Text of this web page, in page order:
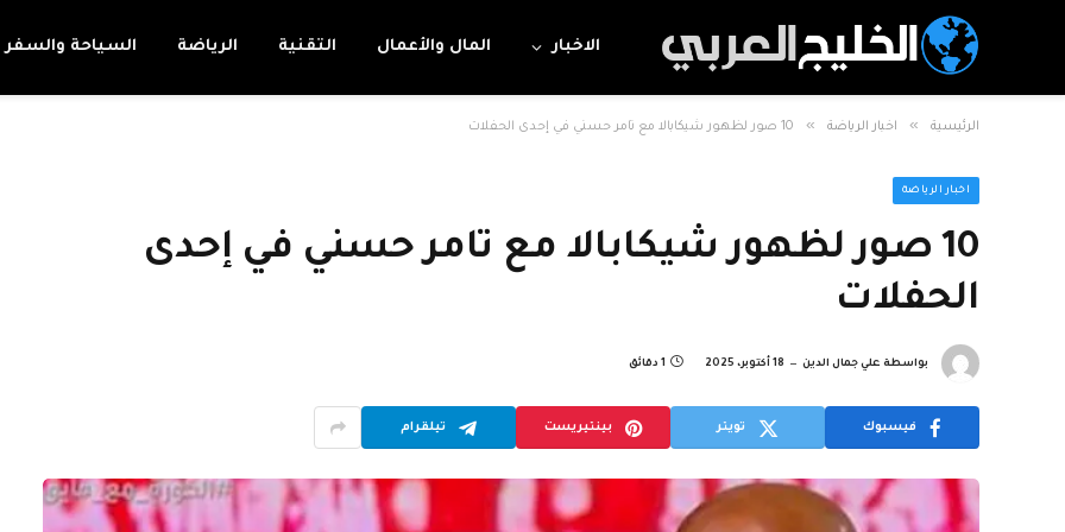
الاخبار المال والأعمال التقنية الرياضة السياحة والسفر
الرئيسية » اخبار الرياضة » 10 صور لظهور شيكابالا مع تامر حسني في إحدى الحفلات
اخبار الرياضة
10 صور لظهور شيكابالا مع تامر حسني في إحدى
الحفلات
بواسطة علي جمال الدين 18 أكتوبر، 2025 1 دقائق
فيسبوك تويتر بينتيريست تيلقرام